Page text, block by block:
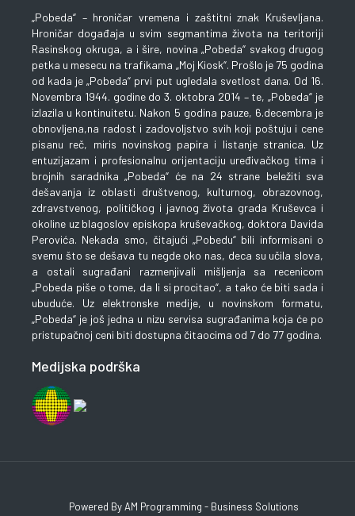
„Pobeda“ – hroničar vremena i zaštitni znak Kruševljana.
Hroničar događaja u svim segmantima života na teritoriji
Rasinskog okruga, a i šire, novina „Pobeda“ svakog drugog
petka u mesecu na trafikama „Moj Kiosk“. Prošlo je 75 godina
od kada je „Pobeda“ prvi put ugledala svetlost dana. Od 16.
Novembra 1944. godine do 3. oktobra 2014 – te, „Pobeda“ je
izlazila u kontinuitetu. Nakon 5 godina pauze, 6.decembra je
obnovljena,na radost i zadovoljstvo svih koji poštuju i cene
pisanu reč, miris novinskog papira i listanje stranica. Uz
entuzijazam i profesionalnu orijentaciju uređivačkog tima i
brojnih saradnika „Pobeda“ će na 24 strane beležiti sva
dešavanja iz oblasti društvenog, kulturnog, obrazovnog,
zdravstvenog, političkog i javnog života grada Kruševca i
okoline uz blagoslov episkopa kruševačkog, doktora Davida
Perovića. Nekada smo, čitajući „Pobedu“ bili informisani o
svemu što se dešava tu negde oko nas, deca su učila slova,
a ostali sugrađani razmenjivali mišljenja sa recenicom
„Pobeda piše o tome, da li si procitao“, a tako će biti sada i
ubuduće. Uz elektronske medije, u novinskom formatu,
„Pobeda“ je još jedna u nizu servisa sugrađanima koja će po
pristupačnoj ceni biti dostupna čitaocima od 7 do 77 godina.
Medijska podrška
Powered By AM Programming - Business Solutions